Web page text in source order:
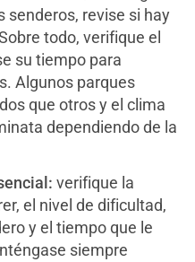
senderos, revise si hay
todo, verifique el
su tiempo para
Algunos parques
que otros y el clima
dependiendo de la
verifique la
el nivel de dificultad,
y el tiempo que le
siempre